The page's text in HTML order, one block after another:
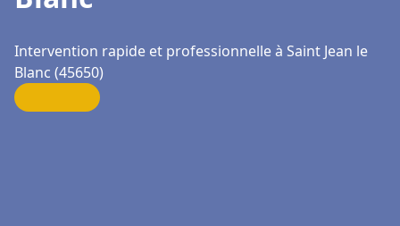
Intervention rapide et professionnelle à Saint Jean le
Blanc (45650)